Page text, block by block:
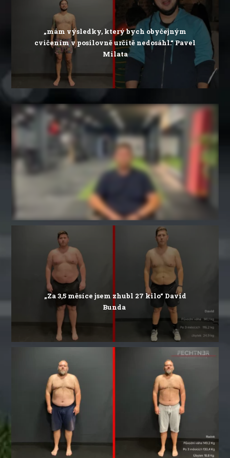
„mám výsledky, který bych obyčejným
cvičením v posilovně určitě nedosáhl.“ Pavel
Milata
„Za 3,5 měsíce jsem zhubl 27 kilo“ David
Bunda